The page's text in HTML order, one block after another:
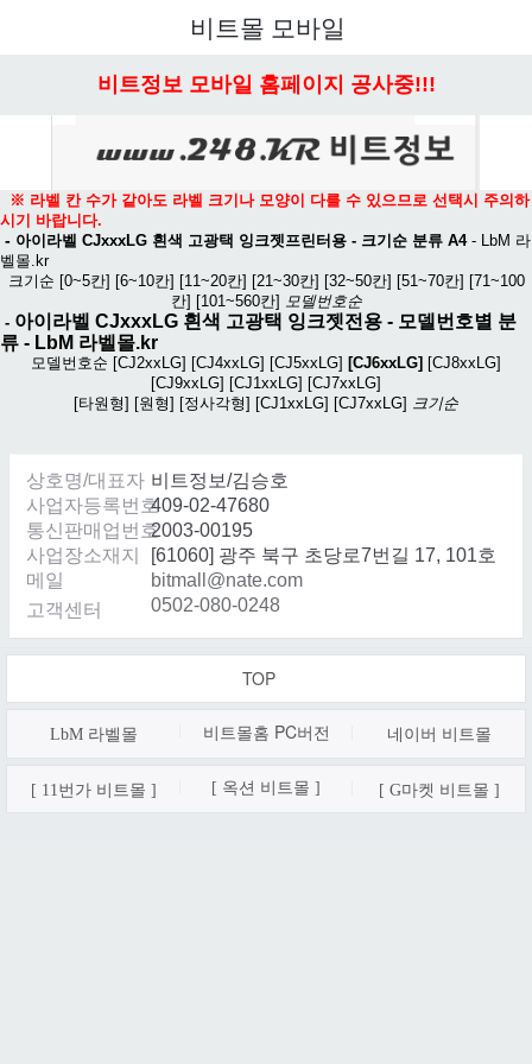
비트몰 모바일
비트정보 모바일 홈페이지 공사중!!!
※ 라벨 칸 수가 같아도 라벨 크기나 모양이 다를 수 있으므로 선택시 주의하
시기 바랍니다.
- 아이라벨 CJxxxLG 흰색 고광택 잉크젯프린터용 - 크기순 분류 A4- LbM 라
벨몰.kr
크기순 [0~5칸] [6~10칸] [11~20칸] [21~30칸] [32~50칸] [51~70칸] [71~100
칸] [101~560칸] 모델번호순
- 아이라벨 CJxxxLG 흰색 고광택 잉크젯전용 - 모델번호별 분
류 - LbM 라벨몰.kr
모델번호순 [CJ2xxLG] [CJ4xxLG] [CJ5xxLG] [CJ6xxLG] [CJ8xxLG]
[CJ9xxLG] [CJ1xxLG] [CJ7xxLG]
[타원형] [원형] [정사각형] [CJ1xxLG] [CJ7xxLG] 크기순
상호명/대표자 비트정보/김승호
사업자등록번호409-02-47680
통신판매업번호2003-00195
사업장소재지
[61060] 광주 북구 초당로7번길 17, 101호
메일
bitmall@nate.com
고객센터
0502-080-0248
TOP
LbM 라벨몰 비트몰홈 PC버전 네이버 비트몰
[ 11번가 비트몰 ] [ 옥션 비트몰 ] [ G마켓 비트몰 ]